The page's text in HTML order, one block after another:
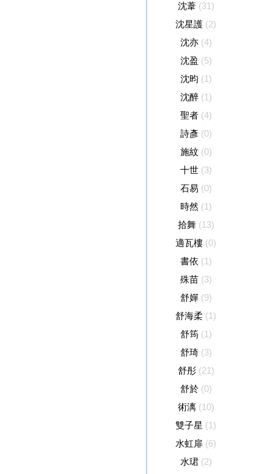
沈葦 (31)
沈星護 (2)
沈亦 (4)
沈盈 (5)
沈昀 (1)
沈醉 (1)
聖者 (4)
詩彥 (0)
施紋 (0)
十世 (3)
石易 (0)
時然 (1)
拾舞 (13)
適瓦樓 (0)
書依 (1)
殊苗 (3)
舒嬋 (9)
舒海柔 (1)
舒筠 (1)
舒琦 (3)
舒彤 (21)
舒於 (0)
術漓 (10)
雙子星 (1)
水虹扉 (6)
水珺 (2)